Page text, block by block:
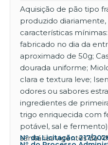
Aquisição de pão tipo
produzido
características
fabricado no dia da
aproximado de 50g;
dourada uniforme;
clara e textura leve;
odores ou sabores
ingredientes de
trigo enriquecida com
potável, sal e
sanitárias vigentes da
Nº da Licitação: 217/